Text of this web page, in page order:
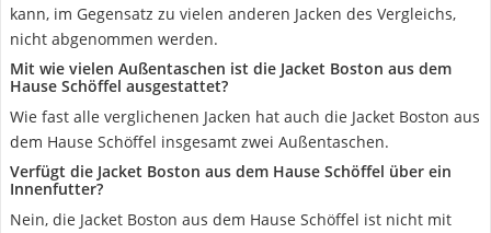
kann, im Gegensatz zu vielen anderen Jacken des Vergleichs,
nicht abgenommen werden.
Mit wie vielen Außentaschen ist die Jacket Boston aus dem
Hause Schöffel ausgestattet?
Wie fast alle verglichenen Jacken hat auch die Jacket Boston aus
dem Hause Schöffel insgesamt zwei Außentaschen.
Verfügt die Jacket Boston aus dem Hause Schöffel über ein
Innenfutter?
Nein, die Jacket Boston aus dem Hause Schöffel ist nicht mit